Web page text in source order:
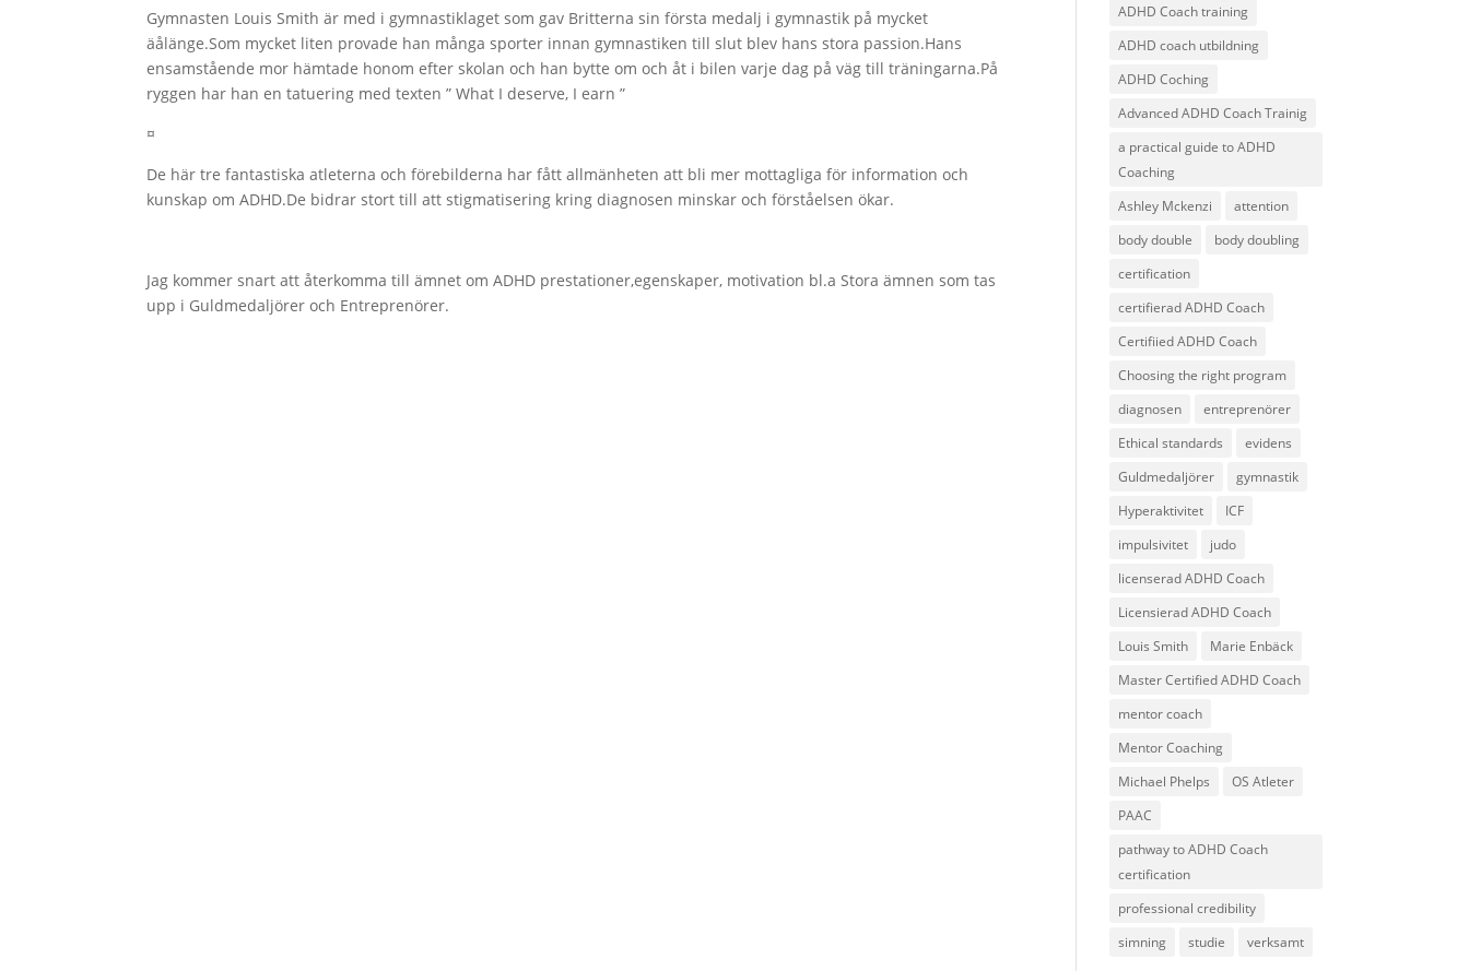
Gymnasten Louis Smith är med i gymnastiklaget som gav Britterna sin första medalj i gymnastik på mycket
äålänge.Som mycket liten provade han många sporter innan gymnastiken till slut blev hans stora passion.Hans
ensamstående mor hämtade honom efter skolan och han bytte om och åt i bilen varje dag på väg till träningarna.På
ryggen har han en tatuering med texten ” What I deserve, I earn ”
¤
De här tre fantastiska atleterna och förebilderna har fått allmänheten att bli mer mottagliga för information och
kunskap om ADHD.De bidrar stort till att stigmatisering kring diagnosen minskar och förståelsen ökar.
Jag kommer snart att återkomma till ämnet om ADHD prestationer,egenskaper, motivation bl.a Stora ämnen som tas
upp i Guldmedaljörer och Entreprenörer.
ADHD Coach training
ADHD coach utbildning
ADHD Coching
Advanced ADHD Coach Trainig
a practical guide to ADHD
Coaching
Ashley Mckenzi
attention
body double
body doubling
certification
certifierad ADHD Coach
Certifiied ADHD Coach
Choosing the right program
diagnosen
entreprenörer
Ethical standards
evidens
Guldmedaljörer
gymnastik
Hyperaktivitet
ICF
impulsivitet
judo
licenserad ADHD Coach
Licensierad ADHD Coach
Louis Smith
Marie Enbäck
Master Certified ADHD Coach
mentor coach
Mentor Coaching
Michael Phelps
OS Atleter
PAAC
pathway to ADHD Coach
certification
professional credibility
simning
studie verksamt